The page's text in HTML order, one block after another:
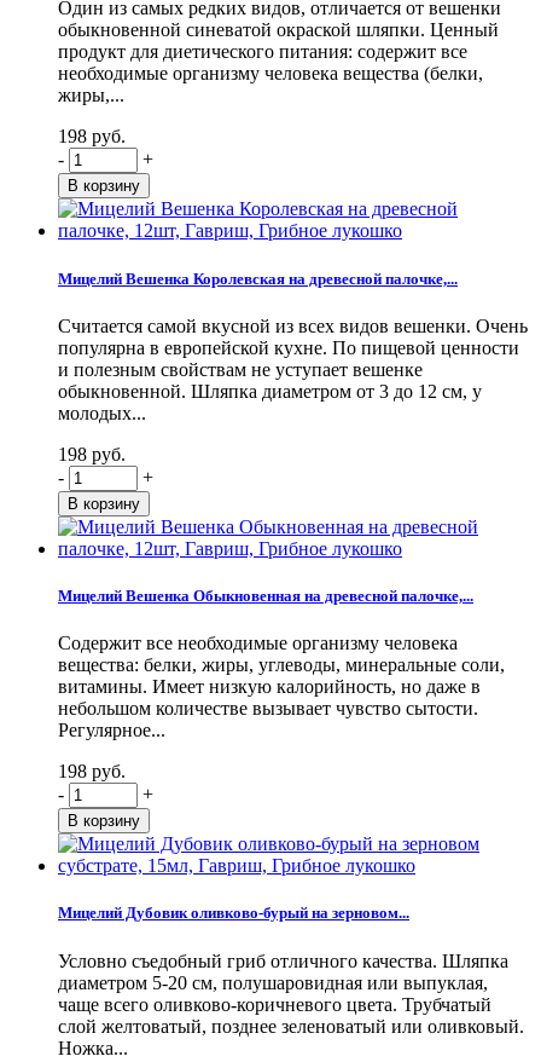
Один из самых редких видов, отличается от вешенки
обыкновенной синеватой окраской шляпки. Ценный
продукт для диетического питания: содержит все
необходимые организму человека вещества (белки,
жиры,...
198 руб.
-
+
Мицелий Вешенка Королевская на древесной палочке,...
Считается самой вкусной из всех видов вешенки. Очень
популярна в европейской кухне. По пищевой ценности
и полезным свойствам не уступает вешенке
обыкновенной. Шляпка диаметром от 3 до 12 см, у
молодых...
198 руб.
-
+
Мицелий Вешенка Обыкновенная на древесной палочке,...
Содержит все необходимые организму человека
вещества: белки, жиры, углеводы, минеральные соли,
витамины. Имеет низкую калорийность, но даже в
небольшом количестве вызывает чувство сытости.
Регулярное...
198 руб.
-
+
Мицелий Дубовик оливково-бурый на зерновом...
Условно съедобный гриб отличного качества. Шляпка
диаметром 5-20 см, полушаровидная или выпуклая,
чаще всего оливково-коричневого цвета. Трубчатый
слой желтоватый, позднее зеленоватый или оливковый.
Ножка...